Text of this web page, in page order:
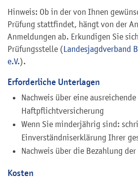
Hinweis: Ob in der von Ihnen
Prüfung stattfindet, hängt von der
Anmeldungen ab. Erkundigen Sie
Prüfungsstelle (Landesjagdverband
e.V.).
Erforderliche Unterlagen
Nachweis über eine ausreichende
Haftpflichtversicherung
Wenn Sie minderjährig sind:
Einverständniserklärung Ihrer
Nachweis über die Bezahlung
Kosten